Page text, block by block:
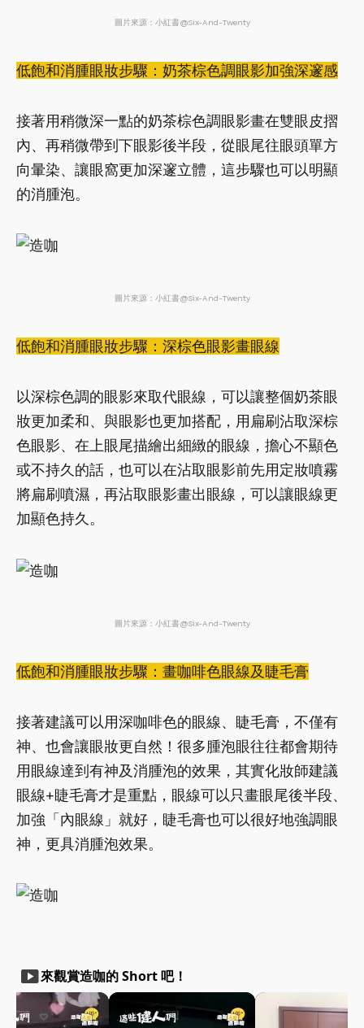
圖片來源：小紅書@Six-And-Twenty
低飽和消腫眼妝步驟：奶茶棕色調眼影加強深邃感
接著用稍微深一點的奶茶棕色調眼影畫在雙眼皮摺
內、再稍微帶到下眼影後半段，從眼尾往眼頭單方
向暈染、讓眼窩更加深邃立體，這步驟也可以明顯
的消腫泡。
圖片來源：小紅書@Six-And-Twenty
低飽和消腫眼妝步驟：深棕色眼影畫眼線
以深棕色調的眼影來取代眼線，可以讓整個奶茶眼
妝更加柔和、與眼影也更加搭配，用扁刷沾取深棕
色眼影、在上眼尾描繪出細緻的眼線，擔心不顯色
或不持久的話，也可以在沾取眼影前先用定妝噴霧
將扁刷噴濕，再沾取眼影畫出眼線，可以讓眼線更
加顯色持久。
圖片來源：小紅書@Six-And-Twenty
低飽和消腫眼妝步驟：畫咖啡色眼線及睫毛膏
接著建議可以用深咖啡色的眼線、睫毛膏，不僅有
神、也會讓眼妝更自然！很多腫泡眼往往都會期待
用眼線達到有神及消腫泡的效果，其實化妝師建議
眼線+睫毛膏才是重點，眼線可以只畫眼尾後半段、
加強「內眼線」就好，睫毛膏也可以很好地強調眼
神，更具消腫泡效果。
smart_display來觀賞造咖的 Short 吧！